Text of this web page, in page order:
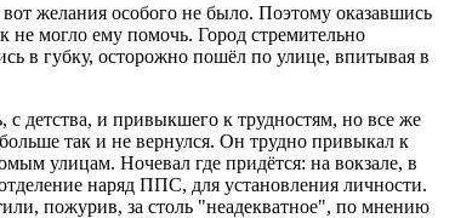
желания особого не было. Поэтому оказавшись
не могло ему помочь. Город стремительно
в губку, осторожно пошёл по улице, впитывая в
детства, и привыкшего к трудностям, но все же
так и не вернулся. Он трудно привыкал к
улицам. Ночевал где придётся: на вокзале, в
наряд ППС, для установления личности.
пожурив, за столь "неадекватное", по мнению